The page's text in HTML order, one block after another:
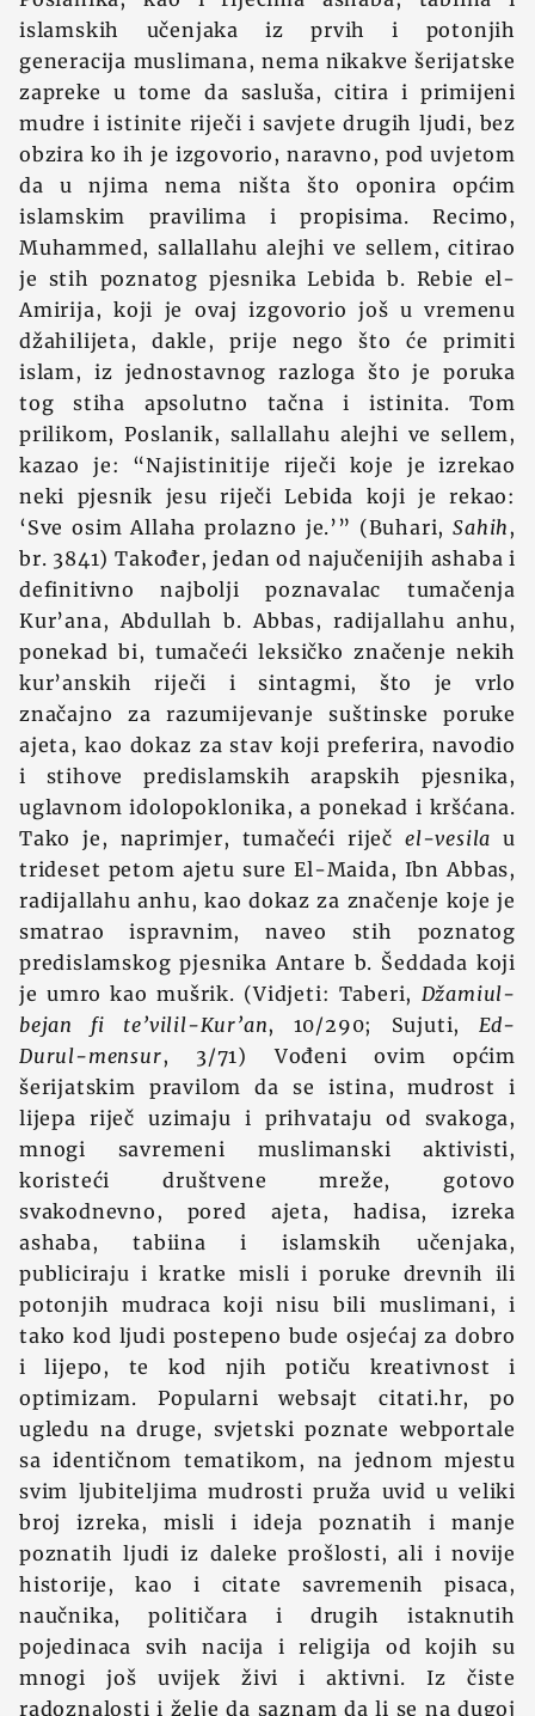
islamskih učenjaka iz prvih i potonjih
generacija muslimana, nema nikakve šerijatske
zapreke u tome da sasluša, citira i primijeni
mudre i istinite riječi i savjete drugih ljudi, bez
obzira ko ih je izgovorio, naravno, pod uvjetom
da u njima nema ništa što oponira općim
islamskim pravilima i propisima. Recimo,
Muhammed, sallallahu alejhi ve sellem, citirao
je stih poznatog pjesnika Lebida b. Rebie el-
Amirija, koji je ovaj izgovorio još u vremenu
džahilijeta, dakle, prije nego što će primiti
islam, iz jednostavnog razloga što je poruka
tog stiha apsolutno tačna i istinita. Tom
prilikom, Poslanik, sallallahu alejhi ve sellem,
kazao je: “Najistinitije riječi koje je izrekao
neki pjesnik jesu riječi Lebida koji je rekao:
‘Sve osim Allaha prolazno je.’” (Buhari,Sahih,
br. 3841) Također, jedan od najučenijih ashaba i
definitivno najbolji poznavalac tumačenja
Kur’ana, Abdullah b. Abbas, radijallahu anhu,
ponekad bi, tumačeći leksičko značenje nekih
kur’anskih riječi i sintagmi, što je vrlo
značajno za razumijevanje suštinske poruke
ajeta, kao dokaz za stav koji preferira, navodio
i stihove predislamskih arapskih pjesnika,
uglavnom idolopoklonika, a ponekad i kršćana.
Tako je, naprimjer, tumačeći riječ el-vesila u
trideset petom ajetu sure El-Maida, Ibn Abbas,
radijallahu anhu, kao dokaz za značenje koje je
smatrao ispravnim, naveo stih poznatog
predislamskog pjesnika Antare b. Šeddada koji
je umro kao mušrik. (Vidjeti: Taberi, Džamiul-
bejan fi te’vilil-Kur’an, 10/290; Sujuti, Ed-
Durul-mensur, 3/71) Vođeni ovim općim
šerijatskim pravilom da se istina, mudrost i
lijepa riječ uzimaju i prihvataju od svakoga,
mnogi savremeni muslimanski aktivisti,
koristeći društvene mreže, gotovo
svakodnevno, pored ajeta, hadisa, izreka
ashaba, tabiina i islamskih učenjaka,
publiciraju i kratke misli i poruke drevnih ili
potonjih mudraca koji nisu bili muslimani, i
tako kod ljudi postepeno bude osjećaj za dobro
i lijepo, te kod njih potiču kreativnost i
optimizam. Popularni websajt citati.hr, po
ugledu na druge, svjetski poznate webportale
sa identičnom tematikom, na jednom mjestu
svim ljubiteljima mudrosti pruža uvid u veliki
broj izreka, misli i ideja poznatih i manje
poznatih ljudi iz daleke prošlosti, ali i novije
historije, kao i citate savremenih pisaca,
naučnika, političara i drugih istaknutih
pojedinaca svih nacija i religija od kojih su
mnogi još uvijek živi i aktivni. Iz čiste
radoznalosti i želje da saznam da li se na dugoj